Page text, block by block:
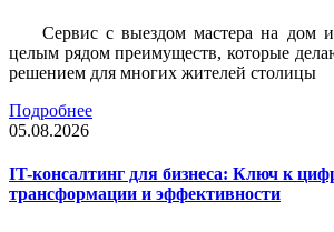
Сервис с выездом мастера на дом
целым рядом преимуществ, которые
решением для многих жителей столицы
Подробнее
05.08.2026
IT-консалтинг для бизнеса: Ключ к
трансформации и эффективности